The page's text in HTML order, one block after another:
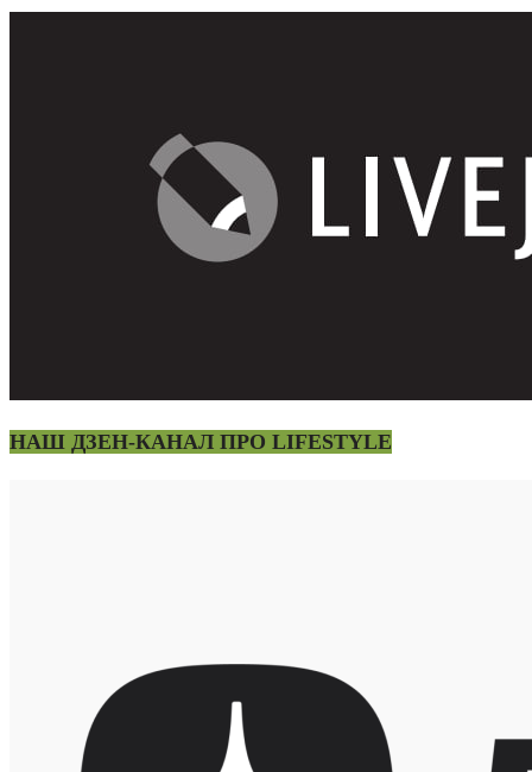
НАШ ДЗЕН-КАНАЛ ПРО LIFESTYLE